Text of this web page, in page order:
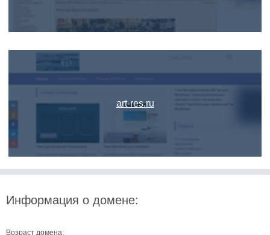
art-res.ru
Информация о домене:
Возраст домена: